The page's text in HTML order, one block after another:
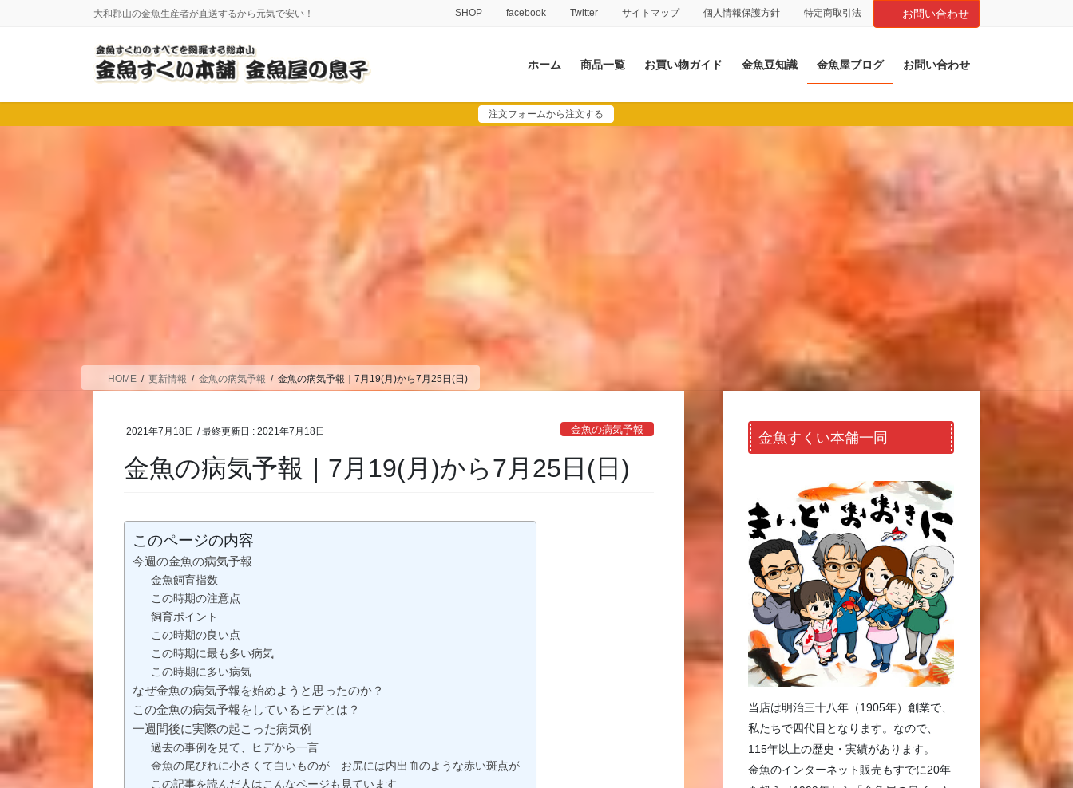
に
移
ョ
ン
大和郡山の金魚生産者が直送するから元気で安い！ SHOP facebook Twitter サイトマップ 個人情報保護方針 特定商取引法 お問い合わせ
ホーム 商品一覧 お買い物ガイド 金魚豆知識 金魚屋ブログ お問い合わせ
注文フォームから注文する
HOME 更新情報 金魚の病気予報 金魚の病気予報｜7月19(月)から7月25日(日)
2021年7月18日 / 最終更新日 :2021年7月18日 金魚の病気予報
金魚の病気予報｜7月19(月)から7月25日(日)
このページの内容
今週の金魚の病気予報
金魚飼育指数
この時期の注意点
飼育ポイント
この時期の良い点
この時期に最も多い病気
この時期に多い病気
なぜ金魚の病気予報を始めようと思ったのか？
この金魚の病気予報をしているヒデとは？
一週間後に実際の起こった病気例
過去の事例を見て、ヒデから一言
金魚の尾びれに小さくて白いものが お尻には内出血のような赤い斑点が
この記事を読んだ人はこんなページも見ています
金魚すくい本舗一同
当店は明治三十八年（1905年）創業で、
私たちで四代目となります。なので、
115年以上の歴史・実績があります。
金魚のインターネット販売もすでに20年